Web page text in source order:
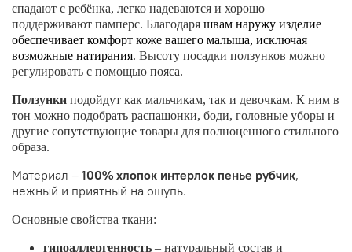
спадают с ребёнка, легко надеваются и хорошо
поддерживают памперс. Благодаря швам наружу изделие
обеспечивает комфорт коже вашего малыша, исключая
возможные натирания. Высоту посадки ползунков можно
регулировать с помощью пояса.
Ползунки подойдут как мальчикам, так и девочкам. К ним в
тон можно подобрать распашонки, боди, головные уборы и
другие сопутствующие товары для полноценного стильного
образа.
Материал – 100% хлопок интерлок пенье рубчик,
нежный и приятный на ощупь.
Основные свойства ткани:
гипоаллергенность – натуральный состав и